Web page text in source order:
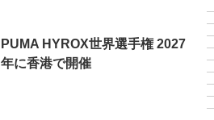
PUMA HYROX世界選手権 2027
年に香港で開催